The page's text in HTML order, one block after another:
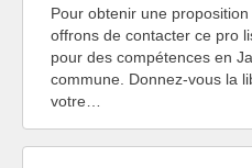
Pour obtenir une
offrons de contacter ce pro
pour des compétences en
commune. Donnez-vous la
votre…